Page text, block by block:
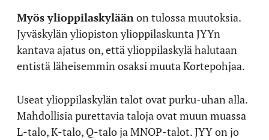
Myös ylioppilaskyläänon tulossa muutoksia.
Jyväskylän yliopiston ylioppilaskunta JYYn
kantava ajatus on, että ylioppilaskylä halutaan
entistä läheisemmin osaksi muuta Kortepohjaa.
Useat ylioppilaskylän talot ovat purku-uhan alla.
Mahdollisia purettavia taloja ovat muun muassa
L-talo, K-talo, Q-talo ja MNOP-talot. JYY on jo